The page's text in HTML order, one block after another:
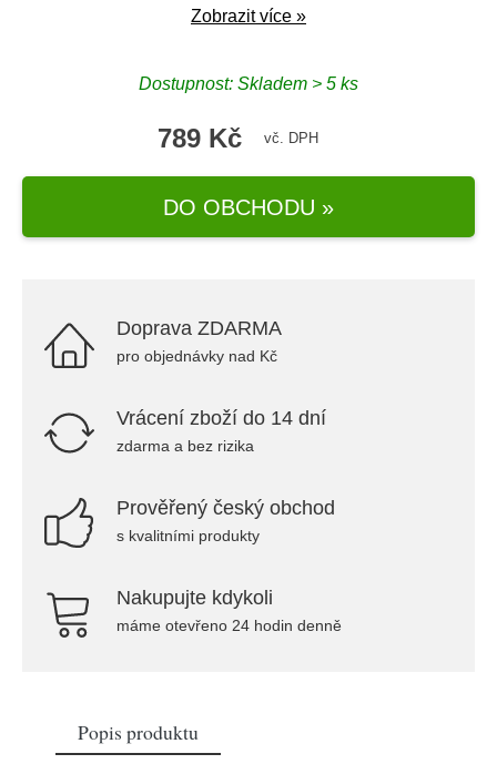
Zobrazit více »
Dostupnost: Skladem > 5 ks
789 Kč vč. DPH
DO OBCHODU »
Doprava ZDARMA
pro objednávky nad Kč
Vrácení zboží do 14 dní
zdarma a bez rizika
Prověřený český obchod
s kvalitními produkty
Nakupujte kdykoli
máme otevřeno 24 hodin denně
Popis produktu